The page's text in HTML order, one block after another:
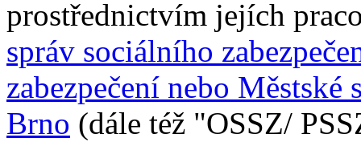
prostřednictvím jejích
správ sociálního
zabezpečení nebo
Brno (dále též "OSSZ/